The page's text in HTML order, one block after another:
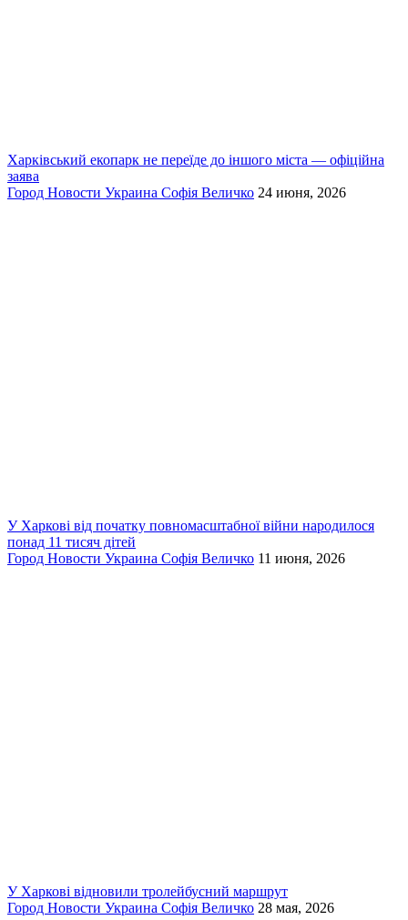
Харківський екопарк не переїде до іншого міста — офіційна
заява
Город Новости Украина Софія Величко 24 июня, 2026
У Харкові від початку повномасштабної війни народилося
понад 11 тисяч дітей
Город Новости Украина Софія Величко 11 июня, 2026
У Харкові відновили тролейбусний маршрут
Город Новости Украина Софія Величко 28 мая, 2026